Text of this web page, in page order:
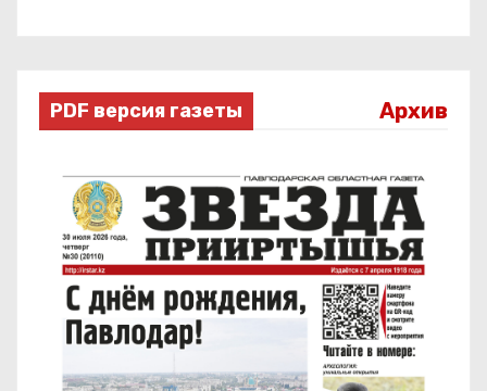
PDF версия газеты Архив